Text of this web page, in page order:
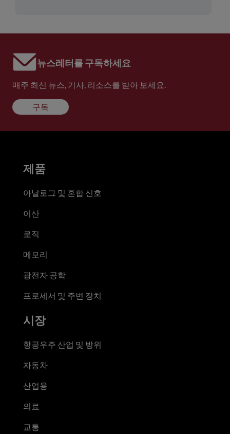
뉴스레터를 구독하세요
매주 최신 뉴스, 기사, 리소스를 받아 보세요.
구독
제품
아날로그 및 혼합 신호
이산
로직
메모리
광전자 공학
프로세서 및 주변 장치
시장
항공우주 산업 및 방위
자동차
산업용
의료
교통